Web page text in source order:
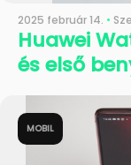
2025 február 14. •
Huawei
és első
MOBIL